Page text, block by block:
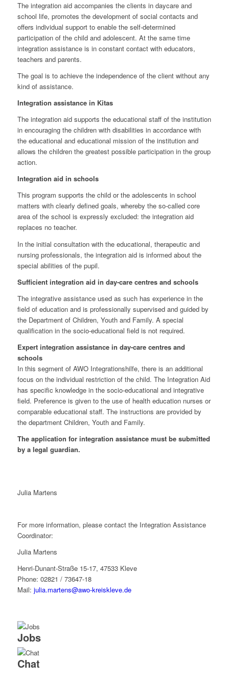
The integration aid accompanies the clients in daycare and
school life, promotes the development of social contacts and
offers individual support to enable the self-determined
participation of the child and adolescent. At the same time
integration assistance is in constant contact with educators,
teachers and parents.
The goal is to achieve the independence of the client without any
kind of assistance.
Integration assistance in Kitas
The integration aid supports the educational staff of the institution
in encouraging the children with disabilities in accordance with
the educational and educational mission of the institution and
allows the children the greatest possible participation in the group
action.
Integration aid in schools
This program supports the child or the adolescents in school
matters with clearly defined goals, whereby the so-called core
area of the school is expressly excluded: the integration aid
replaces no teacher.
In the initial consultation with the educational, therapeutic and
nursing professionals, the integration aid is informed about the
special abilities of the pupil.
Sufficient integration aid in day-care centres and schools
The integrative assistance used as such has experience in the
field of education and is professionally supervised and guided by
the Department of Children, Youth and Family. A special
qualification in the socio-educational field is not required.
Expert integration assistance in day-care centres and
schools
In this segment of AWO Integrationshilfe, there is an additional
focus on the individual restriction of the child. The Integration Aid
has specific knowledge in the socio-educational and integrative
field. Preference is given to the use of health education nurses or
comparable educational staff. The instructions are provided by
the department Children, Youth and Family.
The application for integration assistance must be submitted
by a legal guardian.
Julia Martens
For more information, please contact the Integration Assistance
Coordinator:
Julia Martens
Henri-Dunant-Straße 15-17, 47533 Kleve
Phone: 02821 / 73647-18
Mail: julia.martens@awo-kreiskleve.de
Jobs
Chat